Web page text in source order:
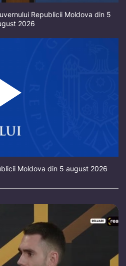
Republicii Moldova din 5
2026
Moldova din 5 august 2026